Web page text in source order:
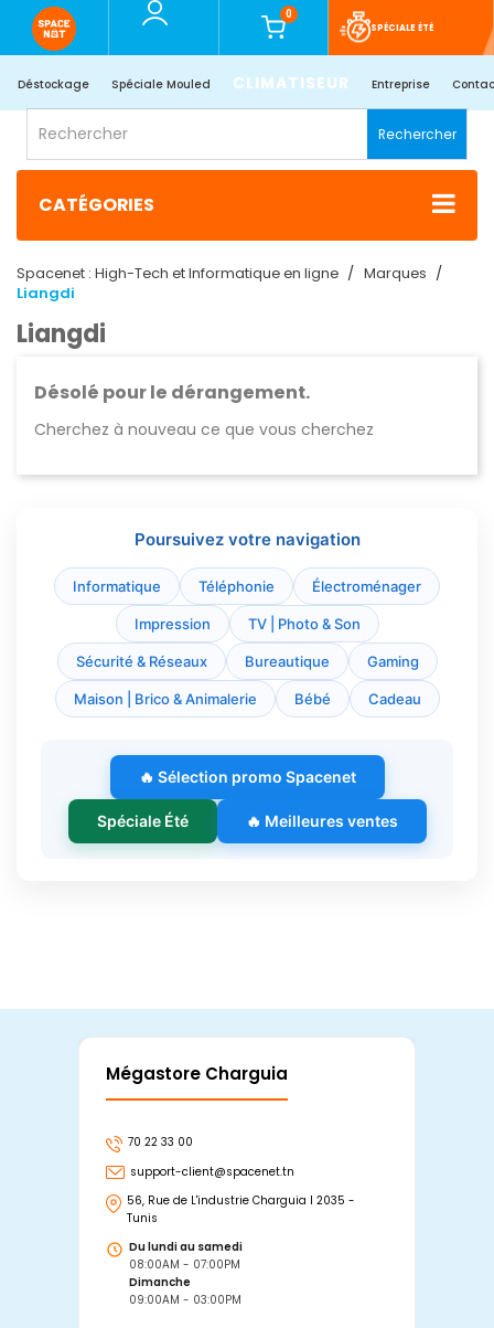
0
SPÉCIALE ÉTÉ
Déstockage Spéciale Mouled CLIMATISEUR Entreprise
Rechercher
CATÉGORIES
Spacenet : High-Tech et Informatique en ligne
Marques
Liangdi
Liangdi
Désolé pour le dérangement.
Cherchez à nouveau ce que vous cherchez
Poursuivez votre navigation
Informatique Téléphonie Électroménager
Impression TV | Photo & Son
Sécurité & Réseaux Bureautique Gaming
Maison | Brico & Animalerie Bébé Cadeau
🔥 Sélection promo Spacenet
Spéciale Été 🔥 Meilleures ventes
Mégastore Charguia
70 22 33 00
support-client@spacenet.tn
56, Rue de L'industrie Charguia I 2035 -
Tunis
Du lundi au samedi
08:00AM - 07:00PM
Dimanche
09:00AM - 03:00PM